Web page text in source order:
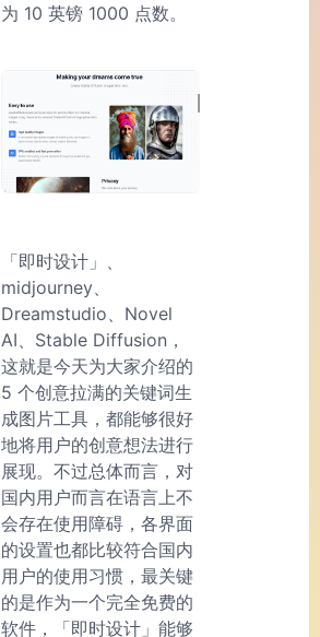
为 10 英镑 1000 点数。
「即时设计」、
midjourney、
Dreamstudio、Novel
AI、Stable Diffusion，
这就是今天为大家介绍的
5 个创意拉满的关键词生
成图片工具，都能够很好
地将用户的创意想法进行
展现。不过总体而言，对
国内用户而言在语言上不
会存在使用障碍，各界面
的设置也都比较符合国内
用户的使用习惯，最关键
的是作为一个完全免费的
软件，「即时设计」能够